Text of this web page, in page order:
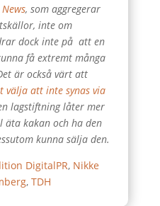
, som aggregerar
inte om
dock inte på att en
få extremt många
är också värt att
välja att inte synas via
lagstiftning låter mer
äta kakan och ha den
kunna sälja den.
DigitalPR, Nikke
, TDH